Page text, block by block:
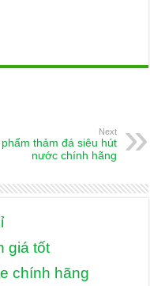
Next
thảm đá siêu hút
nước chính hãng
giá tốt
chính hãng